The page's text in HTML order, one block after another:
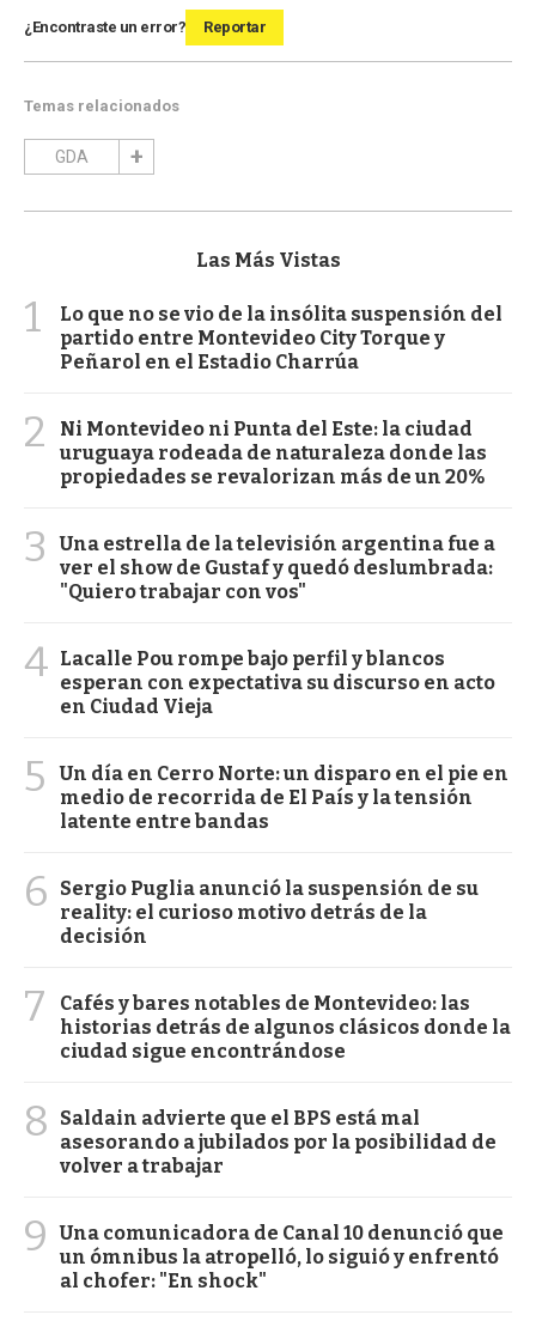
¿Encontraste un error? Reportar
Temas relacionados
GDA
Las Más Vistas
1
Lo que no se vio de la insólita suspensión del
partido entre Montevideo City Torque y
Peñarol en el Estadio Charrúa
2
Ni Montevideo ni Punta del Este: la ciudad
uruguaya rodeada de naturaleza donde las
propiedades se revalorizan más de un 20%
3
Una estrella de la televisión argentina fue a
ver el show de Gustaf y quedó deslumbrada:
"Quiero trabajar con vos"
4 Lacalle Pou rompe bajo perfil y blancos
esperan con expectativa su discurso en acto
en Ciudad Vieja
5
Un día en Cerro Norte: un disparo en el pie en
medio de recorrida de El País y la tensión
latente entre bandas
6
Sergio Puglia anunció la suspensión de su
reality: el curioso motivo detrás de la
decisión
7
Cafés y bares notables de Montevideo: las
historias detrás de algunos clásicos donde la
ciudad sigue encontrándose
8
Saldain advierte que el BPS está mal
asesorando a jubilados por la posibilidad de
volver a trabajar
9
Una comunicadora de Canal 10 denunció que
un ómnibus la atropelló, lo siguió y enfrentó
al chofer: "En shock"